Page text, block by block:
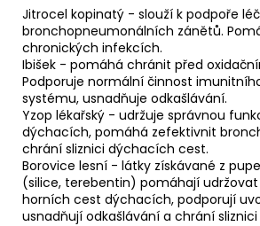
Jitrocel kopinatý - slouží k podpoře
bronchopneumonálních zánětů.
chronických infekcích.
Ibišek - pomáhá chránit před
Podporuje normální činnost
systému, usnadňuje odkašlávání.
Yzop lékařský - udržuje správnou
dýchacích, pomáhá zefektivnit
chrání sliznici dýchacích cest.
Borovice lesní - látky získávané z
(silice, terebentin) pomáhají
horních cest dýchacích, podporují
usnadňují odkašlávání a chrání